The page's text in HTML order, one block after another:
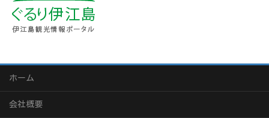
ホーム
会社概要